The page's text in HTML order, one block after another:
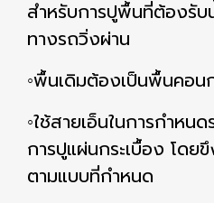
สำหรับการปูพื้นที่ต้องรั
ทางรถวิ่งผ่าน
◦พื้นเดิมต้องเป็นพื้นคอน
◦ใช้สายเอ็นในการกำหน
การปูแผ่นกระเบื้อง โดย
ตามแบบที่กำหนด